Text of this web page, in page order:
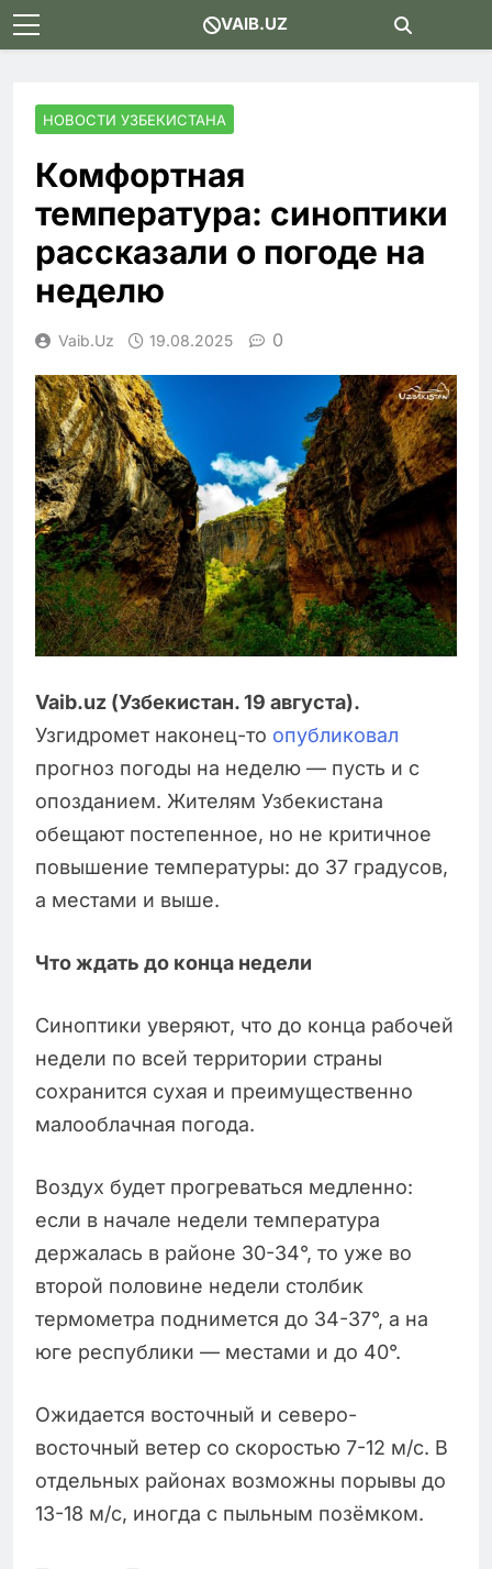
Skip
to
VAIB.UZ
НОВОСТИ УЗБЕКИСТАНА
Комфортная
температура: синоптики
рассказали о погоде на
неделю
Vaib.uz 19.08.2025 0
Vaib.uz (Узбекистан. 19 августа).
Узгидромет наконец-то опубликовал
прогноз погоды на неделю — пусть и с
опозданием. Жителям Узбекистана
обещают постепенное, но не критичное
повышение температуры: до 37 градусов,
а местами и выше.
Что ждать до конца недели
Синоптики уверяют, что до конца рабочей
недели по всей территории страны
сохранится сухая и преимущественно
малооблачная погода.
Воздух будет прогреваться медленно:
если в начале недели температура
держалась в районе 30-34°, то уже во
второй половине недели столбик
термометра поднимется до 34-37°, а на
юге республики — местами и до 40°.
Ожидается восточный и северо-
восточный ветер со скоростью 7-12 м/с. В
отдельных районах возможны порывы до
13-18 м/с, иногда с пыльным позёмком.